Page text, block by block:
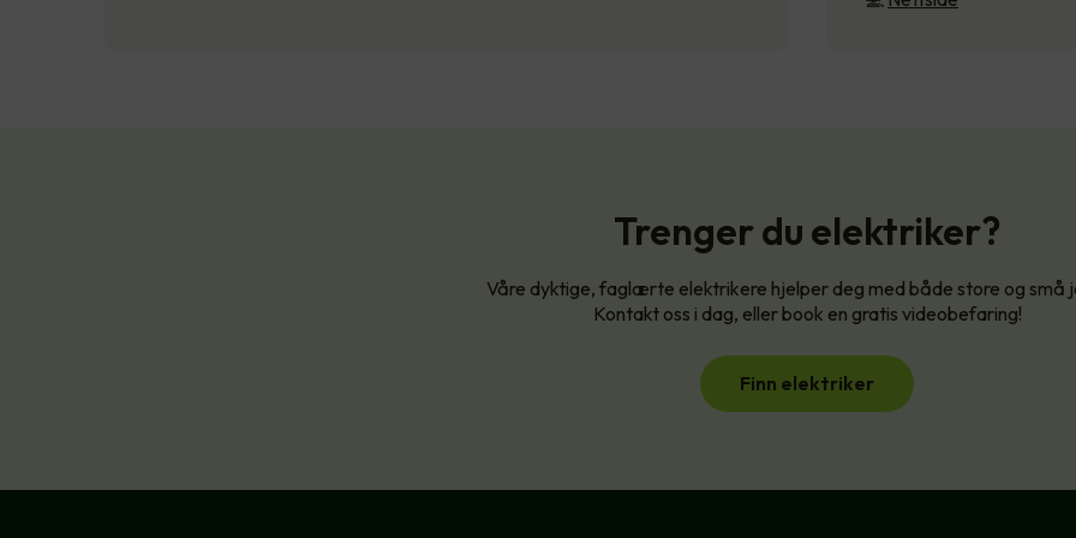
Trenger du elektriker?
Våre dyktige, faglærte elektrikere hjelper deg med både store og små
Kontakt oss i dag, eller book en gratis videobefaring!
Finn elektriker